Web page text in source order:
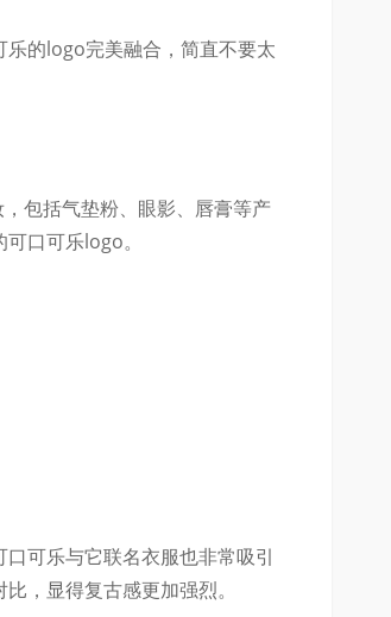
的logo完美融合，简直不要太
包括气垫粉、眼影、唇膏等产
口可乐logo。
可乐与它联名衣服也非常吸引
，显得复古感更加强烈。